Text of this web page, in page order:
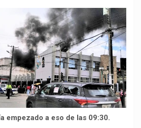
k
t
i
r
empezado a eso de las 09:30.